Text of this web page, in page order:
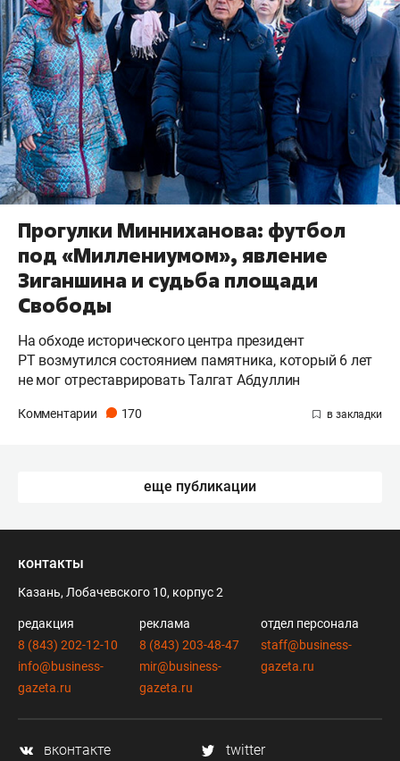
Прогулки Минниханова: футбол
под «Миллениумом», явление
Зиганшина и судьба площади
Свободы
На обходе исторического центра президент
РТ возмутился состоянием памятника, который 6 лет
не мог отреставрировать Талгат Абдуллин
Комментарии 170
еще публикации
контакты
Казань, Лобачевского 10, корпус 2
редакция
8 (843) 202-12-10
info@business-
gazeta.ru
реклама
8 (843) 203-48-47
mir@business-
gazeta.ru
отдел персонала
staff@business-
gazeta.ru
вконтакте
twitter